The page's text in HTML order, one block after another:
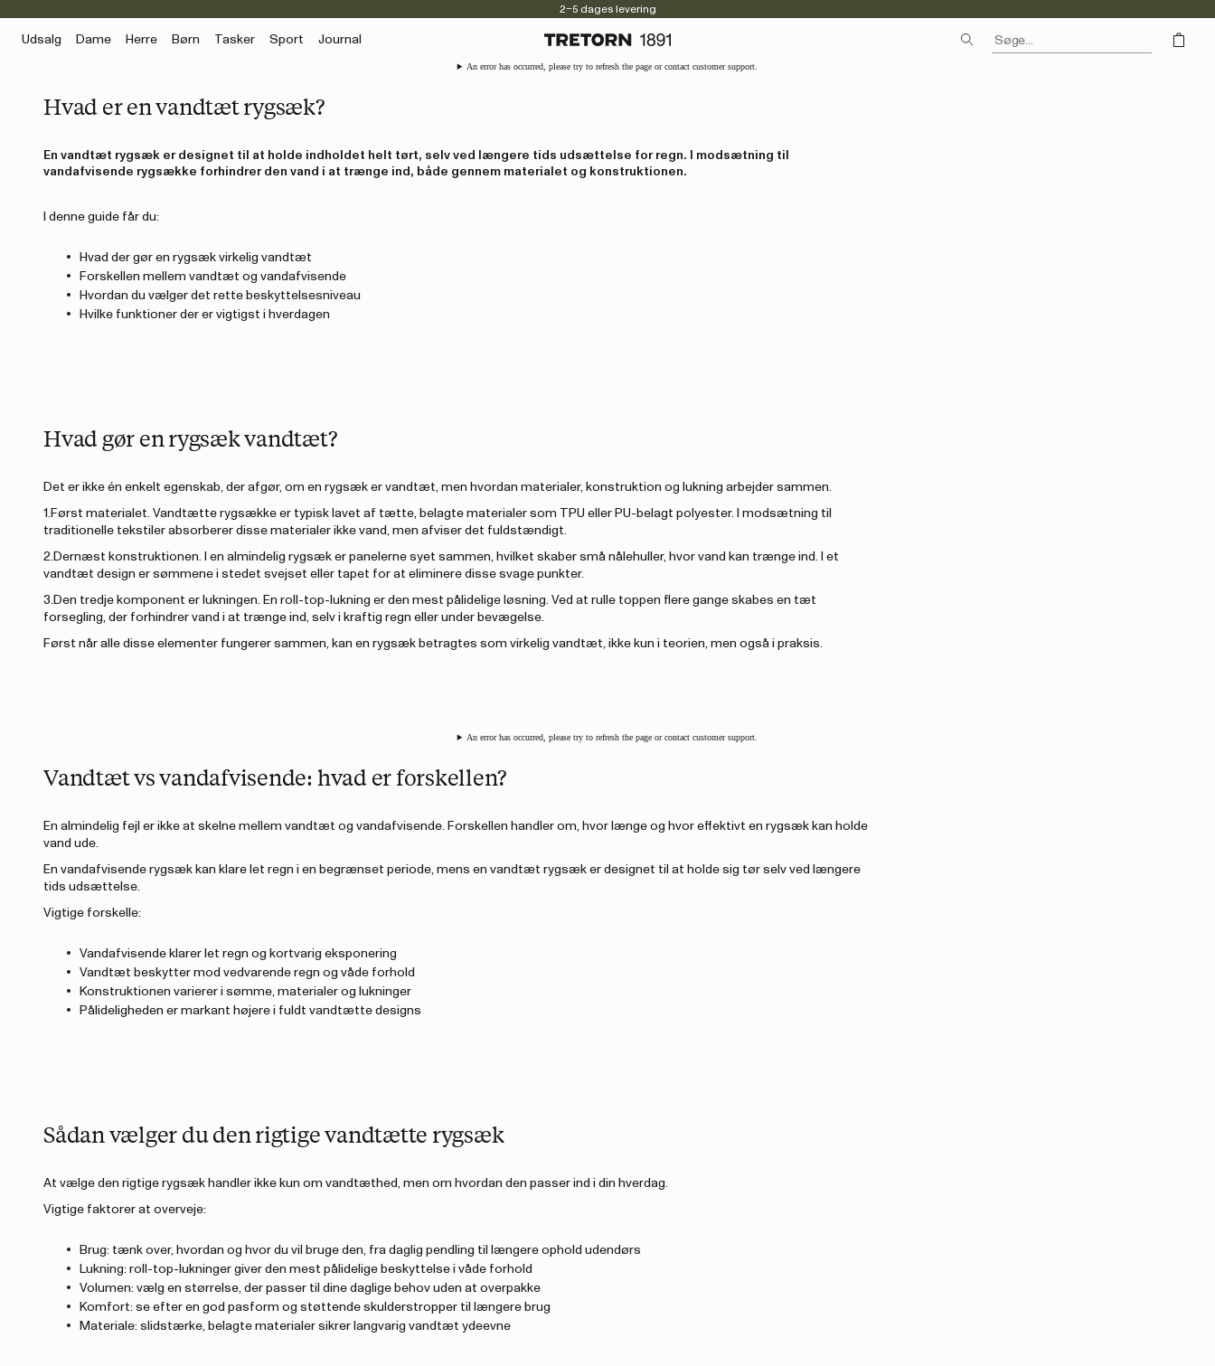
2–5 dages levering
Udsalg Dame Herre Børn Tasker Sport Journal
An error has occurred, please try to refresh the page or contact customer support.
Hvad er en vandtæt rygsæk?
En vandtæt rygsæk er designet til at holde indholdet helt tørt, selv ved længere tids udsættelse for regn. I modsætning til
vandafvisende rygsække forhindrer den vand i at trænge ind, både gennem materialet og konstruktionen.
I denne guide får du:
Hvad der gør en rygsæk virkelig vandtæt
Forskellen mellem vandtæt og vandafvisende
Hvordan du vælger det rette beskyttelsesniveau
Hvilke funktioner der er vigtigst i hverdagen
Hvad gør en rygsæk vandtæt?
Det er ikke én enkelt egenskab, der afgør, om en rygsæk er vandtæt, men hvordan materialer, konstruktion og lukning arbejder sammen.
1.Først materialet. Vandtætte rygsække er typisk lavet af tætte, belagte materialer som TPU eller PU-belagt polyester. I modsætning til
traditionelle tekstiler absorberer disse materialer ikke vand, men afviser det fuldstændigt.
2.Dernæst konstruktionen. I en almindelig rygsæk er panelerne syet sammen, hvilket skaber små nålehuller, hvor vand kan trænge ind. I et
vandtæt design er sømmene i stedet svejset eller tapet for at eliminere disse svage punkter.
3.Den tredje komponent er lukningen. En roll-top-lukning er den mest pålidelige løsning. Ved at rulle toppen flere gange skabes en tæt
forsegling, der forhindrer vand i at trænge ind, selv i kraftig regn eller under bevægelse.
Først når alle disse elementer fungerer sammen, kan en rygsæk betragtes som virkelig vandtæt, ikke kun i teorien, men også i praksis.
An error has occurred, please try to refresh the page or contact customer support.
Vandtæt vs vandafvisende: hvad er forskellen?
En almindelig fejl er ikke at skelne mellem vandtæt og vandafvisende. Forskellen handler om, hvor længe og hvor effektivt en rygsæk kan holde
vand ude.
En vandafvisende rygsæk kan klare let regn i en begrænset periode, mens en vandtæt rygsæk er designet til at holde sig tør selv ved længere
tids udsættelse.
Vigtige forskelle:
Vandafvisende klarer let regn og kortvarig eksponering
Vandtæt beskytter mod vedvarende regn og våde forhold
Konstruktionen varierer i sømme, materialer og lukninger
Pålideligheden er markant højere i fuldt vandtætte designs
Sådan vælger du den rigtige vandtætte rygsæk
At vælge den rigtige rygsæk handler ikke kun om vandtæthed, men om hvordan den passer ind i din hverdag.
Vigtige faktorer at overveje:
Brug: tænk over, hvordan og hvor du vil bruge den, fra daglig pendling til længere ophold udendørs
Lukning: roll-top-lukninger giver den mest pålidelige beskyttelse i våde forhold
Volumen: vælg en størrelse, der passer til dine daglige behov uden at overpakke
Komfort: se efter en god pasform og støttende skulderstropper til længere brug
Materiale: slidstærke, belagte materialer sikrer langvarig vandtæt ydeevne